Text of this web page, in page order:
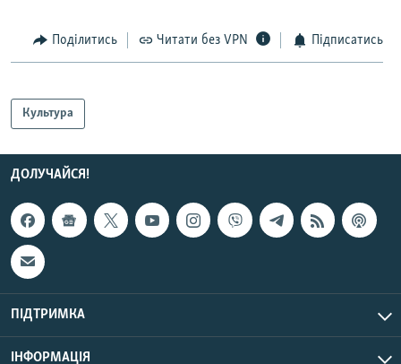
Поділитись Читати без VPN Підписатись
Культура
ДОЛУЧАЙСЯ!
ПІДТРИМКА
ІНФОРМАЦІЯ